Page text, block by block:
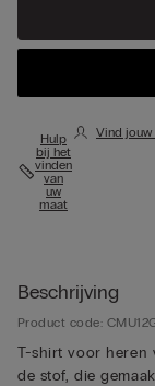
Hulp
bij het
vinden
van
uw
maat
Vind jouw
Beschrijving
Product code:
T-shirt voor heren
de stof, die